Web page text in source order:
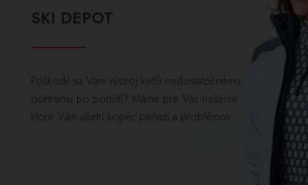
SKI DEPOT
Poškodil sa Vám výstroj kvôli nedostatočnému
ošetreniu po použití? Máme pre Vás riešenie
ktoré Vám ušetrí kopec peňazí a problémov.